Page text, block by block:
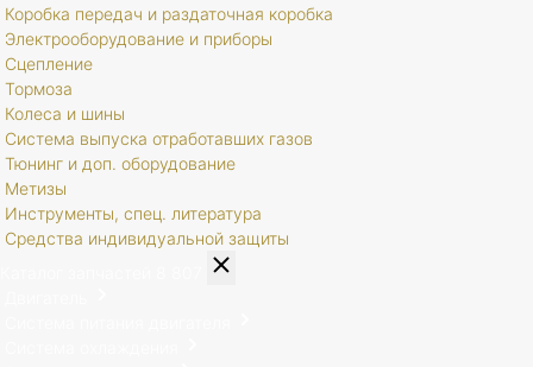
Коробка передач и раздаточная коробка
Электрооборудование и приборы
Сцепление
Тормоза
Колеса и шины
Система выпуска отработавших газов
Тюнинг и доп. оборудование
Метизы
Инструменты, спец. литература
Средства индивидуальной защиты